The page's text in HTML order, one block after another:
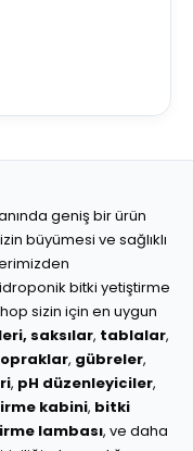
geniş bir ürün
büyümesi ve sağlıklı
bitki yetiştirme
sizin için en uygun
saksılar, tablalar,
, gübreler,
, pH düzenleyiciler,
kabini, bitki
lambası, ve daha